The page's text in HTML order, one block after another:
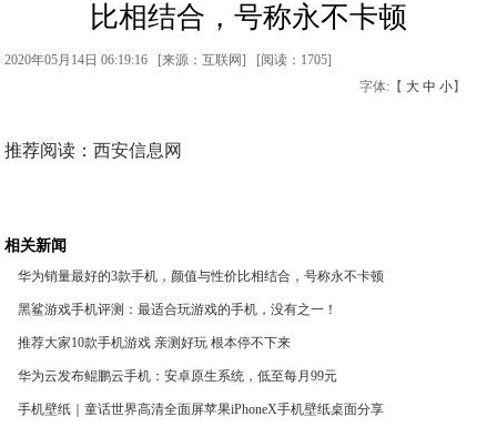
比相结合，号称永不卡顿
2020年05月14日 06:19:16 [来源：互联网] [阅读：1705]
字体:【 大 中 小】
推荐阅读：西安信息网
相关新闻
华为销量最好的3款手机，颜值与性价比相结合，号称永不卡顿
黑鲨游戏手机评测：最适合玩游戏的手机，没有之一！
推荐大家10款手机游戏 亲测好玩 根本停不下来
华为云发布鲲鹏云手机：安卓原生系统，低至每月99元
手机壁纸｜童话世界高清全面屏苹果iPhoneX手机壁纸桌面分享